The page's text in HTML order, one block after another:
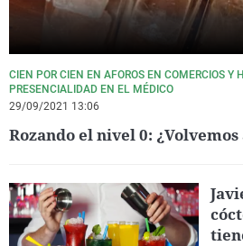
CIEN POR CIEN EN AFOROS EN COMERCIOS Y
PRESENCIALIDAD EN EL MÉDICO
29/09/2021 13:06
Rozando el nivel 0: